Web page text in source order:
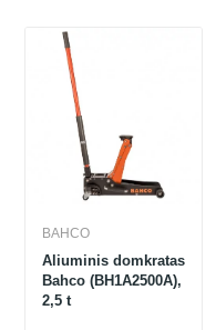
BAHCO
Aliuminis domkratas
Bahco (BH1A2500A),
2,5 t